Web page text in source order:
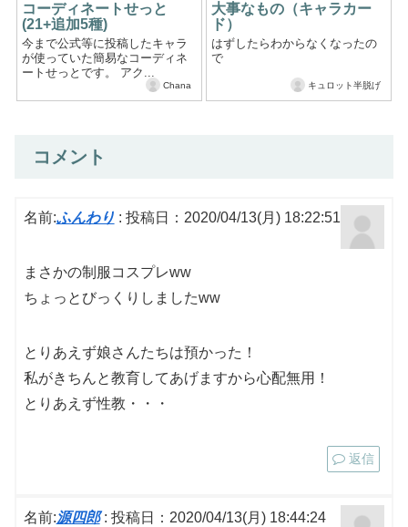
コーディネートせっと
(21+追加5種)
今まで公式等に投稿したキャラ
が使っていた簡易なコーディネ
ートせっとです。 アク...
Chana
大事なもの（キャラカー
ド）
はずしたらわからなくなったの
で
キュロット半脱げ
コメント
名前:ふんわり : 投稿日：2020/04/13(月) 18:22:51
まさかの制服コスプレww
ちょっとびっくりしましたww
とりあえず娘さんたちは預かった！
私がきちんと教育してあげますから心配無用！
とりあえず性教・・・
返信
名前:源四郎: 投稿日：2020/04/13(月) 18:44:24